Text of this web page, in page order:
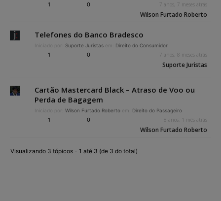
1 0 7 anos, 7 meses atrás
Wilson Furtado Roberto
Telefones do Banco Bradesco
Iniciado por: Suporte Juristas em: Direito do Consumidor
1 0 7 anos, 8 meses atrás
Suporte Juristas
Cartão Mastercard Black – Atraso de Voo ou
Perda de Bagagem
Iniciado por: Wilson Furtado Roberto em: Direito do Passageiro
1 0 8 anos, 1 mês atrás
Wilson Furtado Roberto
Visualizando 3 tópicos - 1 até 3 (de 3 do total)